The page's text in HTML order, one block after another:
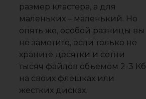
размер кластера, а для
маленьких – маленький. Но
опять же, особой разницы вы
не заметите, если только не
храните десятки и сотни
тысяч файлов объемом 2-3 Кб
на своих флешках или
жестких дисках.